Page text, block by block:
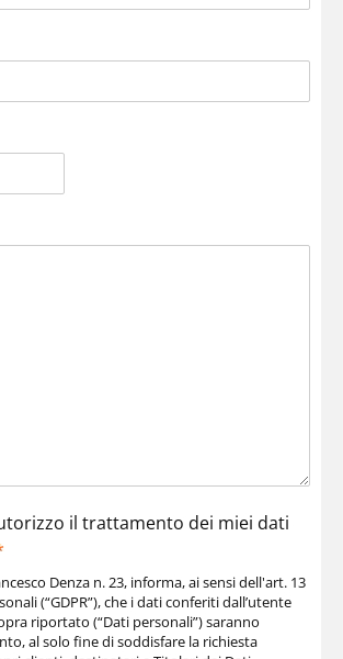
il trattamento dei miei dati
Denza n. 23, informa, ai sensi dell'art. 13
(“GDPR”), che i dati conferiti dall’utente
riportato (“Dati personali”) saranno
al solo fine di soddisfare la richiesta